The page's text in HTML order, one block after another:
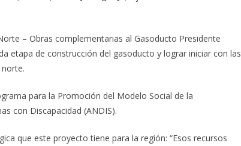
– Obras complementarias al Gasoducto Presidente
etapa de construcción del gasoducto y lograr iniciar con las
para la Promoción del Modelo Social de la
con Discapacidad (ANDIS).
que este proyecto tiene para la región: “Esos recursos